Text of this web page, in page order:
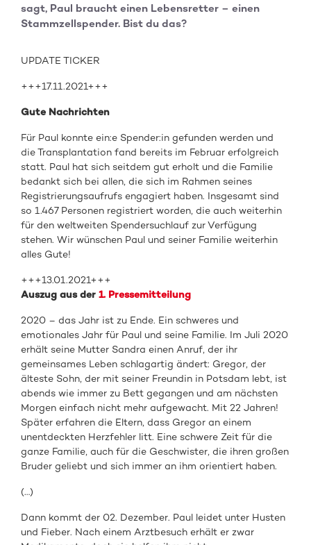
sagt, Paul braucht einen Lebensretter – einen
Stammzellspender. Bist du das?
UPDATE TICKER
+++17.11.2021+++
Gute Nachrichten
Für Paul konnte ein:e Spender:in gefunden werden und
die Transplantation fand bereits im Februar erfolgreich
statt. Paul hat sich seitdem gut erholt und die Familie
bedankt sich bei allen, die sich im Rahmen seines
Registrierungsaufrufs engagiert haben. Insgesamt sind
so 1.467 Personen registriert worden, die auch weiterhin
für den weltweiten Spendersuchlauf zur Verfügung
stehen. Wir wünschen Paul und seiner Familie weiterhin
alles Gute!
+++13.01.2021+++
Auszug aus der1. Pressemitteilung
2020 – das Jahr ist zu Ende. Ein schweres und
emotionales Jahr für Paul und seine Familie. Im Juli 2020
erhält seine Mutter Sandra einen Anruf, der ihr
gemeinsames Leben schlagartig ändert: Gregor, der
älteste Sohn, der mit seiner Freundin in Potsdam lebt, ist
abends wie immer zu Bett gegangen und am nächsten
Morgen einfach nicht mehr aufgewacht. Mit 22 Jahren!
Später erfahren die Eltern, dass Gregor an einem
unentdeckten Herzfehler litt. Eine schwere Zeit für die
ganze Familie, auch für die Geschwister, die ihren großen
Bruder geliebt und sich immer an ihm orientiert haben.
(…)
Dann kommt der 02. Dezember. Paul leidet unter Husten
und Fieber. Nach einem Arztbesuch erhält er zwar